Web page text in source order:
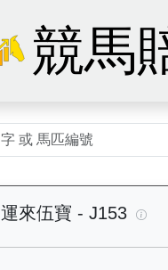
競馬
運來伍寶 - J153